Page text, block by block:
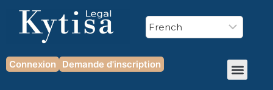
Connexion Demande d'inscription